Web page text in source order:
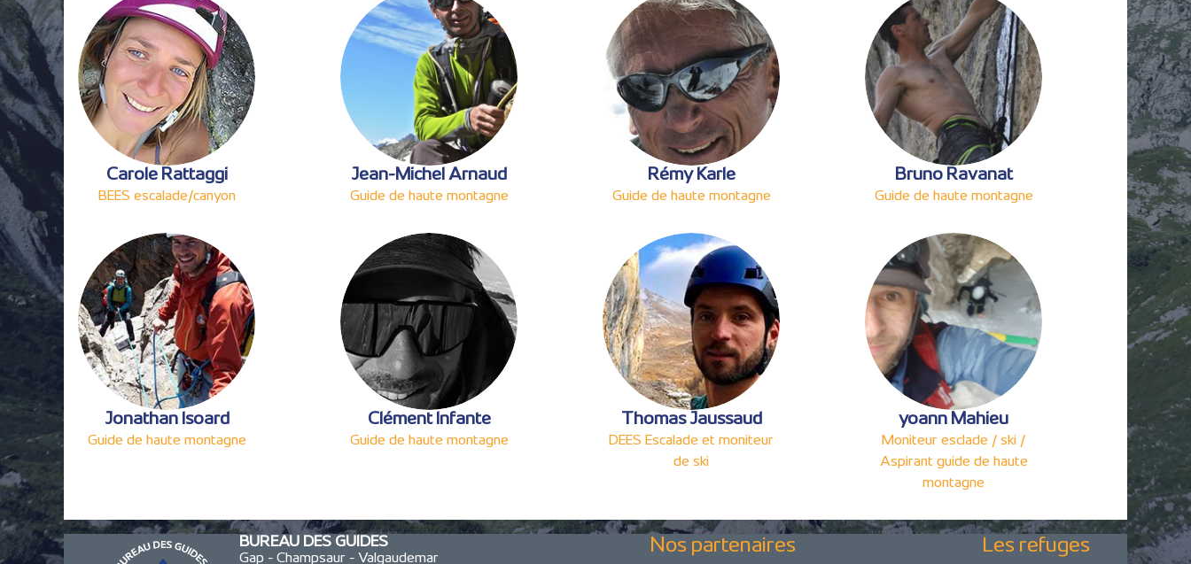
Carole Rattaggi
BEES escalade/canyon
Jean-Michel Arnaud
Guide de haute montagne
Rémy Karle
Guide de haute montagne
Bruno Ravanat
Guide de haute montagne
Jonathan Isoard
Guide de haute montagne
Clément Infante
Guide de haute montagne
Thomas Jaussaud
DEES Escalade et moniteur
de ski
yoann Mahieu
Moniteur esclade / ski /
Aspirant guide de haute
montagne
BUREAU DES GUIDES
Gap - Champsaur - Valgaudemar
Nos partenaires Les refuges